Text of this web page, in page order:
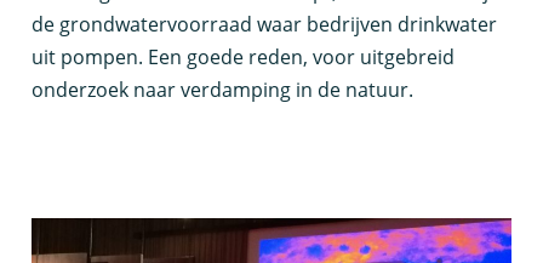
de grondwatervoorraad waar bedrijven drinkwater
uit pompen. Een goede reden, voor uitgebreid
onderzoek naar verdamping in de natuur.